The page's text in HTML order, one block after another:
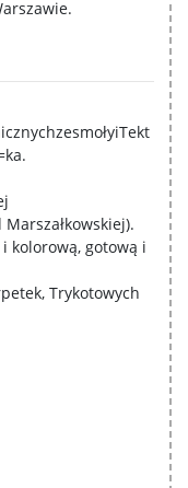
kolorową, gotową i
Trykotowych